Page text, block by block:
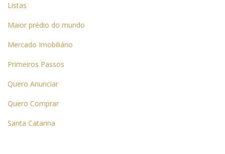
Listas
Maior prédio do mundo
Mercado Imobiliário
Primeiros Passos
Quero Anunciar
Quero Comprar
Santa Catarina